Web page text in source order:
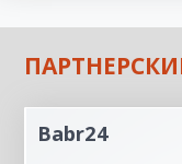
Babr24